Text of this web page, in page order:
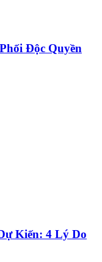
Độc Quyền
Kiến: 4 Lý Do